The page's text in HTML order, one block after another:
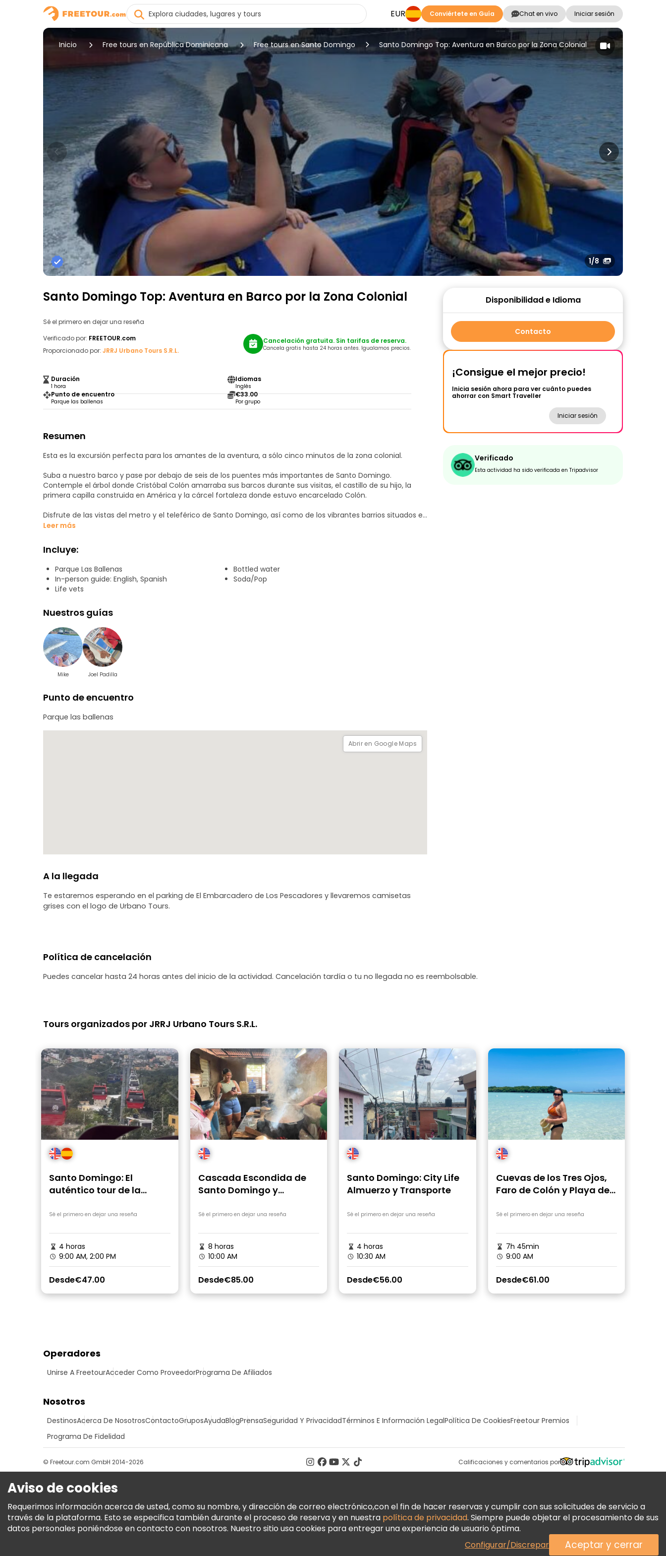
EUR Conviértete en Guía Chat en vivo Iniciar sesión
Inicio Free tours en República Dominicana Free tours en Santo Domingo Santo Domingo Top: Aventura en Barco por la Zona Colonial
1/8
Santo Domingo Top: Aventura en Barco por la Zona Colonial
Sé el primero en dejar una reseña
Verificado por: FREETOUR.com
Proporcionado por: JRRJ Urbano Tours S.R.L.
Duración
1 hora
Idiomas
Inglés
Punto de encuentro
Parque las ballenas
€33.00
Por grupo
Cancelación gratuita. Sin tarifas de reserva.
Cancela gratis hasta 24 horas antes. Igualamos precios.
Resumen
Esta es la excursión perfecta para los amantes de la aventura, a sólo cinco minutos de la zona colonial.
Suba a nuestro barco y pase por debajo de seis de los puentes más importantes de Santo Domingo.
Contemple el árbol donde Cristóbal Colón amarraba sus barcos durante sus visitas, el castillo de su hijo, la
primera capilla construida en América y la cárcel fortaleza donde estuvo encarcelado Colón.
Disfrute de las vistas del metro y el teleférico de Santo Domingo, así como de los vibrantes barrios situados en
lo alto de las colinas junto al río. Esta experiencia cultural de inmersión le ofrece la oportunidad de ver Santo
Leer más
Incluye:
Parque Las Ballenas
Bottled water
In-person guide: English, Spanish
Soda/Pop
Life vets
Nuestros guías
Mike Joel Padilla
Punto de encuentro
Parque las ballenas
Abrir en Google Maps
A la llegada
Te estaremos esperando en el parking de El Embarcadero de Los Pescadores y llevaremos camisetas
grises con el logo de Urbano Tours.
Política de cancelación
Puedes cancelar hasta 24 horas antes del inicio de la actividad. Cancelación tardía o tu no llegada no es reembolsable.
Disponibilidad e Idioma
Contacto
¡Consigue el mejor precio!
Inicia sesión ahora para ver cuánto puedes
ahorrar con Smart Traveller
Iniciar sesión
Verificado
Esta actividad ha sido verificada en Tripadvisor
Tours organizados por JRRJ Urbano Tours S.R.L.
Santo Domingo: El
auténtico tour de la
Sé el primero en dejar una reseña
4 horas
9:00 AM, 2:00 PM
Desde€47.00
Cascada Escondida de
Santo Domingo y
Sé el primero en dejar una reseña
8 horas
10:00 AM
Desde€85.00
Santo Domingo: City Life
Almuerzo y Transporte
Sé el primero en dejar una reseña
4 horas
10:30 AM
Desde€56.00
Cuevas de los Tres Ojos,
Faro de Colón y Playa de
Sé el primero en dejar una reseña
7h 45min
9:00 AM
Desde€61.00
Operadores
Unirse A FreetourAcceder Como ProveedorPrograma De Afiliados
Nosotros
DestinosAcerca De NosotrosContactoGruposAyudaBlogPrensaSeguridad Y PrivacidadTérminos E Información LegalPolítica De CookiesFreetour Premios
Programa De Fidelidad
Calificaciones y comentarios por
© Freetour.com GmbH 2014-2026
Aviso de cookies
Requerimos información acerca de usted, como su nombre, y dirección de correo electrónico,con el fin de hacer reservas y cumplir con sus solicitudes de servicio a
través de la plataforma. Esto se especifica también durante el proceso de reserva y en nuestra política de privacidad. Siempre puede objetar el procesamiento de sus
datos personales poniéndose en contacto con nosotros. Nuestro sitio usa cookies para entregar una experiencia de usuario óptima.
Configurar/Discrepar
Aceptar y cerrar